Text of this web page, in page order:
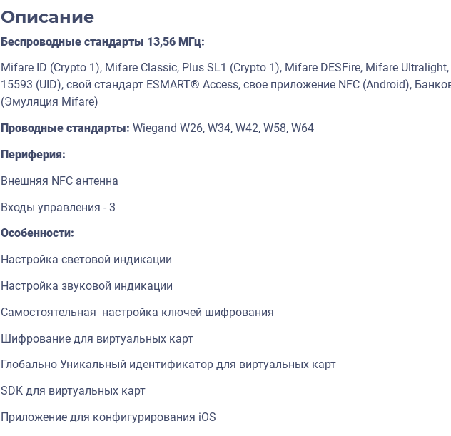
Описание
Беспроводные стандарты 13,56 МГц:
Mifare ID (Crypto 1), Mifare Classic, Plus SL1 (Crypto 1), Mifare DESFire, Mifare Ultralight,
15593 (UID), свой стандарт ESMART® Access, свое приложение NFC (Android),
(Эмуляция Mifare)
Проводные стандарты: Wiegand W26, W34, W42, W58, W64
Периферия:
Внешняя NFC антенна
Входы управления - 3
Особенности:
Настройка световой индикации
Настройка звуковой индикации
Самостоятельная настройка ключей шифрования
Шифрование для виртуальных карт
Глобально Уникальный идентификатор для виртуальных карт
SDK для виртуальных карт
Приложение для конфигурирования iOS